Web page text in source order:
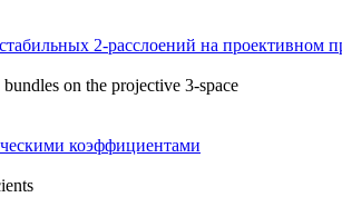
2-расслоений на проективном
on the projective 3-space
коэффициентами